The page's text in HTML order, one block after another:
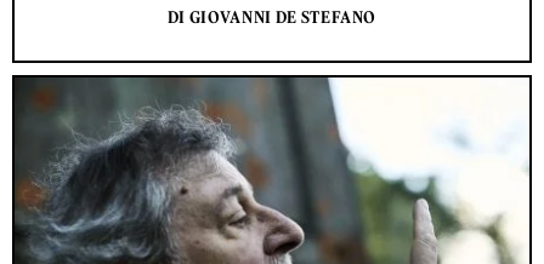
DI GIOVANNI DE STEFANO